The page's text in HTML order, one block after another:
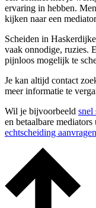
ervaring in hebben.
kijken naar een
Scheiden in
vaak onnodige, ruzies.
pijnloos mogelijk te
Je kan altijd contact
meer informatie te
Wil je bijvoorbeeld snel
en betaalbare
echtscheiding aanvragen